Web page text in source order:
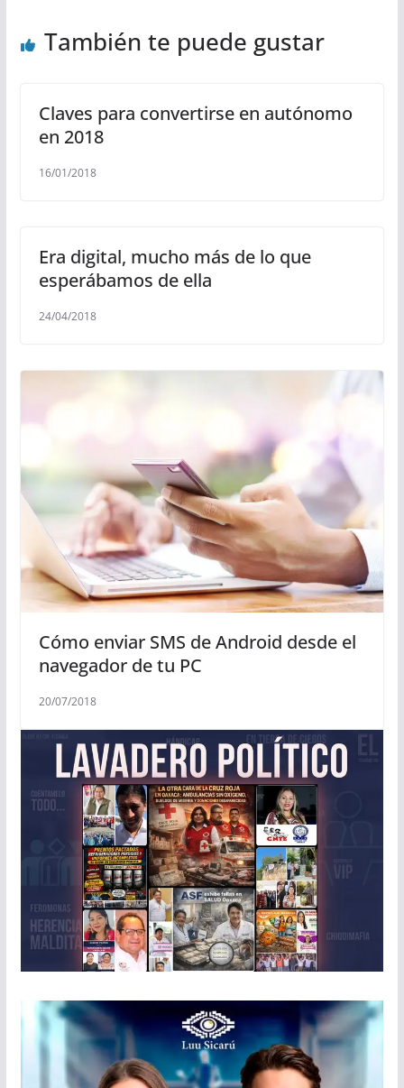
También te puede gustar
Claves para convertirse en autónomo
en 2018
16/01/2018
Era digital, mucho más de lo que
esperábamos de ella
24/04/2018
Cómo enviar SMS de Android desde el
navegador de tu PC
20/07/2018